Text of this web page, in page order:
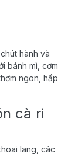
hành và
bánh mì, cơm
ngon, hấp
cà ri
lang, các